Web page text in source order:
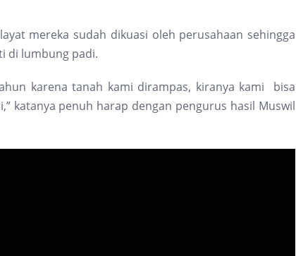
mereka sudah dikuasi oleh perusahaan sehingga
di lumbung padi.
karena tanah kami dirampas, kiranya kami bisa
katanya penuh harap dengan pengurus hasil Muswil